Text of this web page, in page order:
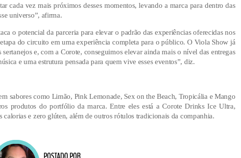
cada vez mais próximos desses momentos, levando a marca para dentro das
universo”, afirma.
o potencial da parceria para elevar o padrão das experiências oferecidas nos
do circuito em uma experiência completa para o público. O Viola Show já
e, com a Corote, conseguimos elevar ainda mais o nível das entregas
e uma estrutura pensada para quem vive esses eventos”, diz.
sabores como Limão, Pink Lemonade, Sex on the Beach, Tropicália e Mango
produtos do portfólio da marca. Entre eles está a Corote Drinks Ice Ultra,
e zero glúten, além de outros rótulos tradicionais da companhia.